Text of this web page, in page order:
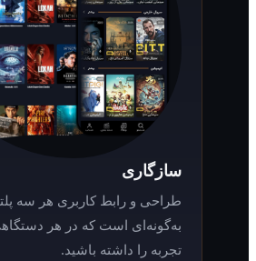
طراحی و رابط کاربری هر سه پلتفرم سناریو
به‌گونه‌ای است که در هر دستگاهی بهترین
تجربه را داشته باشید.